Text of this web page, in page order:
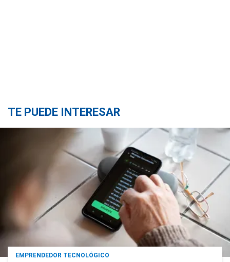
TE PUEDE INTERESAR
EMPRENDEDOR TECNOLÓGICO